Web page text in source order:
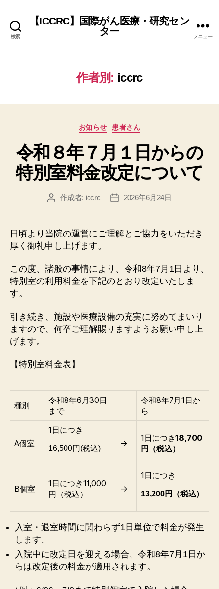
検索
【ICCRC】国際がん医療・研究セン
ター
メニュー
作者別: iccrc
カ
ゴ
リ
ー
お知らせ 患者さん
令和８年７月１日からの
特別室料金改定について
投 作成者: iccrc
投
2026年6月24日
日頃より当院の運営にご理解とご協力をいただき
厚く御礼申し上げます。
この度、諸般の事情により、令和8年7月1日より、
特別室の利用料金を下記のとおり改定いたしま
す。
引き続き、施設や医療設備の充実に努めてまいり
ますので、何卒ご理解賜りますようお願い申し上
げます。
【特別室料金表】
種別
令和8年6月30日
まで
令和8年7月1日か
ら
A個室
1日につき
16,500円(税込)
→
1日につき18,700
円（税込）
B個室
1日につき11,000
円（税込）
→
1日につき
13,200円（税込）
入室・退室時間に関わらず1日単位で料金が発生
します。
入院中に改定日を迎える場合、令和8年7月1日か
らは改定後の料金が適用されます。